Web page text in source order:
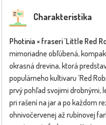
Charakteristika
Photinia × fraseri ´Little Red
mimoriadne obľúbená,
okrasná drevina, ktorá
populárneho kultivaru ´Red
prvý pohľad svojimi drobnými,
pri rašení na jar a po každom
ohnivočervenej až rubínovej